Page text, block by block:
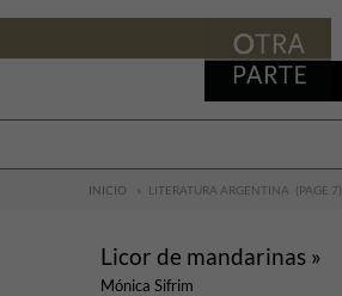
INICIO » LITERATURA ARGENTINA (PAGE 7)
Licor de mandarinas »
Mónica Sifrim